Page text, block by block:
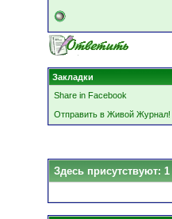
Закладки
Share in Facebook
Отправить в Живой Журнал!
Здесь присутствуют: 1